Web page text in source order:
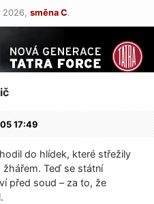
2026, směna C.
17:49
do hlídek, které střežily
Teď se státní
před soud – za to, že